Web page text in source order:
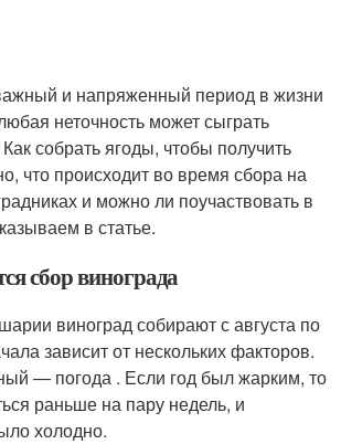
и напряженный период в жизни
неточность может сыграть
собрать ягоды, чтобы получить
что происходит во время сбора на
и можно ли поучаствовать в
в статье.
сбор винограда
виноград собирают с августа по
зависит от нескольких факторов.
— погода . Если год был жарким, то
раньше на пару недель, и
холодно.